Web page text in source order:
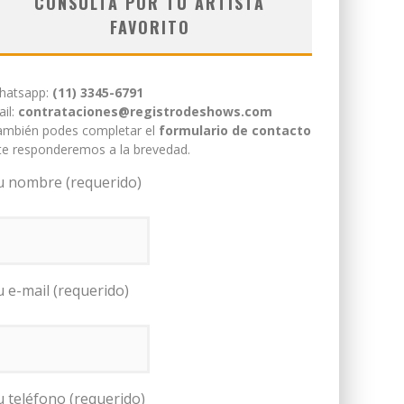
FAVORITO
(11) 3345-6791
contrataciones@registrodeshows.com
podes completar el formulario de contacto
responderemos a la brevedad.
nombre (requerido)
e-mail (requerido)
teléfono (requerido)